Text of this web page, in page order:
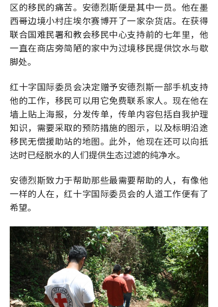
区的移民的痛苦。安德烈斯便是其中一员。他在墨
西哥边境小村庄埃尔赛博开了一家杂货店。在获得
联合国难民署和教会移民中心支持前的七年里，他
一直在商店旁简陋的家中为过境移民提供饮水与歇
脚处。
红十字国际委员会决定赠予安德烈斯一部手机支持
他的工作，移民可以用它免费联系家人。现在他在
墙上贴上海报，分发传单，传单内容包括自我护理
知识，需要采取的预防措施的图示，以及标明沿途
移民无偿援助站的地图。此外，他现在还可以向抵
达时已经脱水的人们提供生态过滤的纯净水。
安德烈斯致力于帮助那些最需要帮助的人，有像他
一样的人在，红十字国际委员会的人道工作便有了
希望。